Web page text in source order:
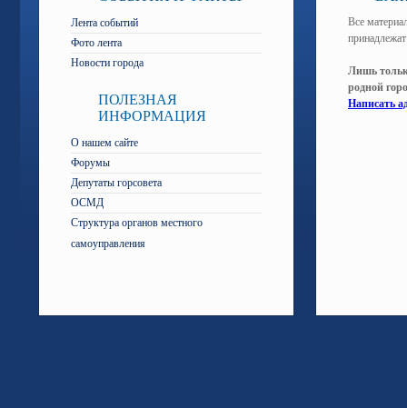
Лента событий
Фото лента
Новости города
ПОЛЕЗНАЯ
ИНФОРМАЦИЯ
О нашем сайте
Форумы
Депутаты горсовета
ОСМД
Структура органов местного
самоуправления
Все
Лишь
родной
Написать